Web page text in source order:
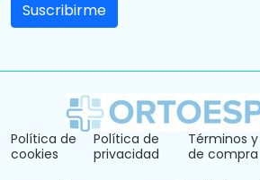
Política de
cookies
Política de
privacidad
Términos
de compra